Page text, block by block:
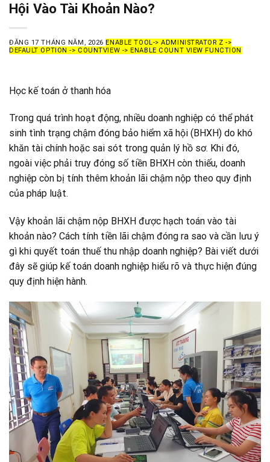
Hội Vào Tài Khoản Nào?
ĐĂNG 17 THÁNG NĂM, 2026 ENABLE TOOL-> ADMINISTRATOR Z ->
DEFAULT OPTION -> COUNTVIEW -> ENABLE COUNT VIEW FUNCTION
Học kế toán ở thanh hóa
Trong quá trình hoạt động, nhiều doanh nghiệp có thể phát
sinh tình trạng chậm đóng bảo hiểm xã hội (BHXH) do khó
khăn tài chính hoặc sai sót trong quản lý hồ sơ. Khi đó,
ngoài việc phải truy đóng số tiền BHXH còn thiếu, doanh
nghiệp còn bị tính thêm khoản lãi chậm nộp theo quy định
của pháp luật.
Vậy khoản lãi chậm nộp BHXH được hạch toán vào tài
khoản nào? Cách tính tiền lãi chậm đóng ra sao và cần lưu ý
gì khi quyết toán thuế thu nhập doanh nghiệp? Bài viết dưới
đây sẽ giúp kếtoán doanh nghiệp hiểu rõ và thực hiện đúng
quy định hiện hành.